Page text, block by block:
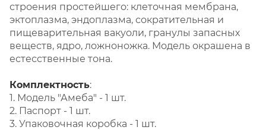
строения простейшего: клеточная мембрана,
эктоплазма, эндоплазма, сократительная и
пищеварительная вакуоли, гранулы запасных
веществ, ядро, ложноножка. Модель окрашена в
естесственные тона.
Комплектность:
1. Модель "Амеба" - 1 шт.
2. Паспорт - 1 шт.
3. Упаковочная коробка - 1 шт.